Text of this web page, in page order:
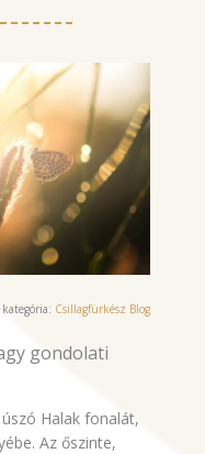
kategória: Csillagfürkész Blog
gondolati
Halak fonalát,
Az őszinte,